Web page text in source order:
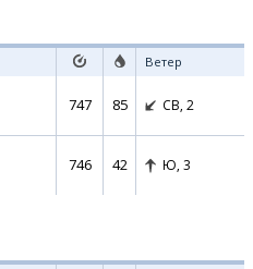
Ветер
747 85 СВ, 2
746 42 Ю, 3